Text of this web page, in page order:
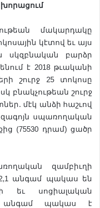
խորացում
մակարդակը
կէտով եւ այս
սկզբնական բարձր
է 2018 թւականի
շուրջ 25 տոկոսը
բնակչութեան շուրջ
մէկ անձի հաշւով
սպառողական
(75530 դրամ) ցածր
զամբիւղի
անգամ պակաս են
եւ սոցիալական
անգամ պակաս է